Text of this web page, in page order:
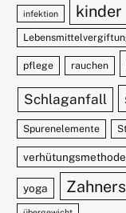
infektion kinder
pflege rauchen
Schlaganfall
Spurenelemente
yoga